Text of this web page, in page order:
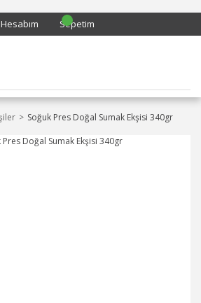
Hesabım Sepetim
Soğuk Pres Doğal Sumak Ekşisi 340gr